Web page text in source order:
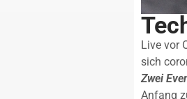
Live vor
sich
Zwei
Anfang